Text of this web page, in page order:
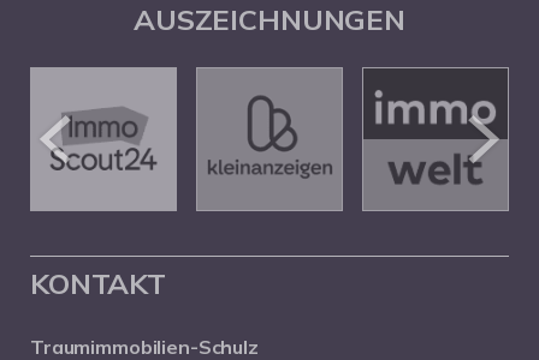
AUSZEICHNUNGEN
KONTAKT
Traumimmobilien-Schulz